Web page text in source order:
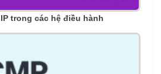
trong các hệ điều hành